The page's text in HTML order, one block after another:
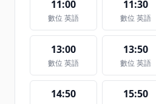
11:00
數位 英語
11:30
數位 英語
13:00
數位 英語
13:50
數位 英語
14:50 15:50